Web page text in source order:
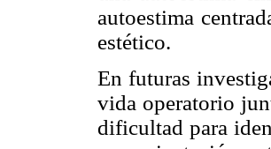
autoestima
estético.
En futuras
vida operatorio
dificultad para